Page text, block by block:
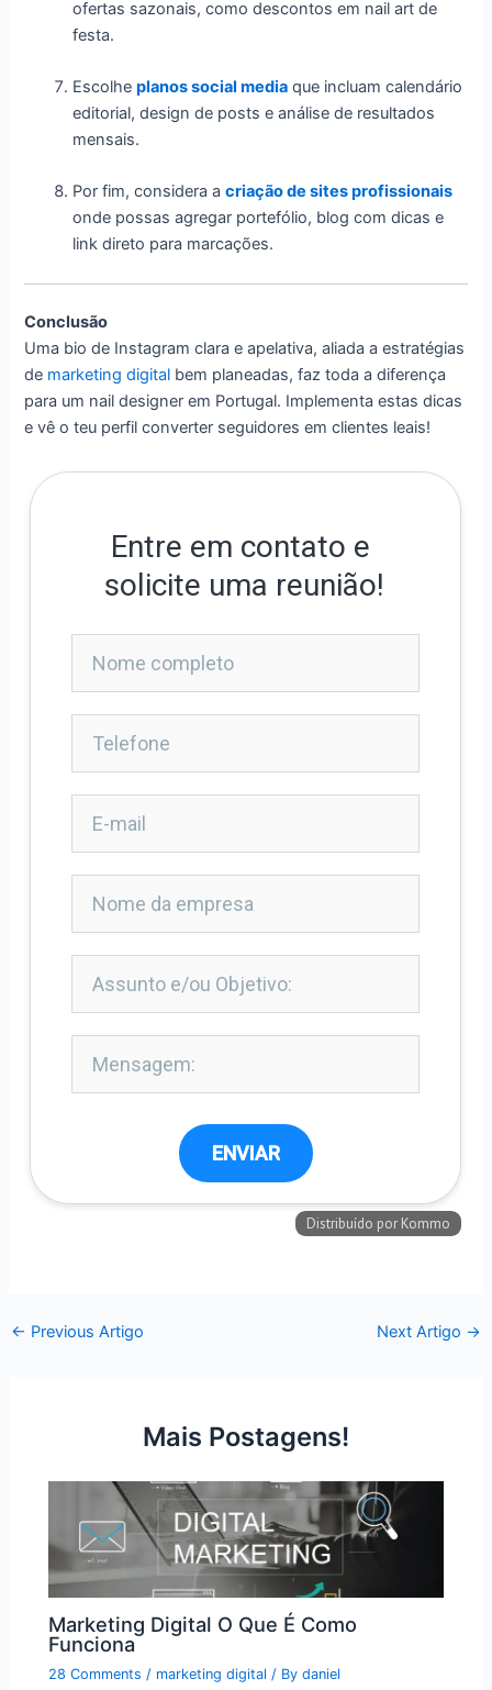
ofertas sazonais, como descontos em nail art de
festa.
Escolheplanos social media que incluam calendário
editorial, design de posts e análise de resultados
mensais.
Por fim, considera a criação de sites profissionais
onde possas agregar portefólio, blog com dicas e
link direto para marcações.
Conclusão
Uma bio de Instagram clara e apelativa, aliada a estratégias
de marketing digital bem planeadas, faz toda a diferença
para um nail designer em Portugal. Implementa estas dicas
e vê o teu perfil converter seguidores em clientes leais!
← Previous Artigo Next Artigo →
Mais Postagens!
Marketing Digital O Que É Como
Funciona
28 Comments / marketing digital / Bydaniel